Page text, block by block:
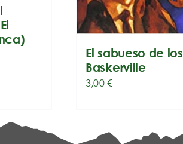
El sabueso de los
Baskerville
3,00€